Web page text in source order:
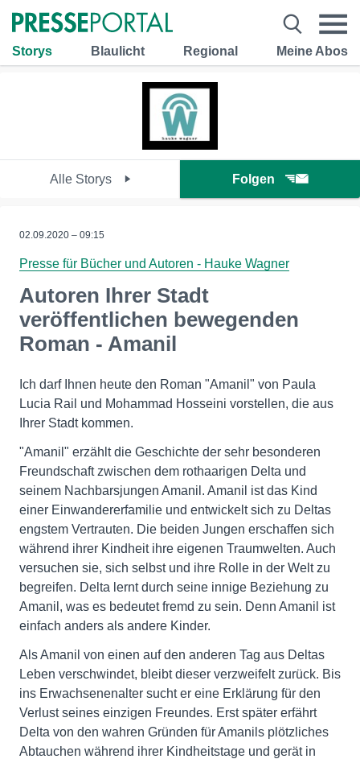
Storys Blaulicht Regional Meine Abos
Alle Storys Folgen
02.09.2020 – 09:15
Presse für Bücher und Autoren - Hauke Wagner
Autoren Ihrer Stadt
veröffentlichen bewegenden
Roman - Amanil
Ich darf Ihnen heute den Roman "Amanil" von Paula
Lucia Rail und Mohammad Hosseini vorstellen, die aus
Ihrer Stadt kommen.
"Amanil" erzählt die Geschichte der sehr besonderen
Freundschaft zwischen dem rothaarigen Delta und
seinem Nachbarsjungen Amanil. Amanil ist das Kind
einer Einwandererfamilie und entwickelt sich zu Deltas
engstem Vertrauten. Die beiden Jungen erschaffen sich
während ihrer Kindheit ihre eigenen Traumwelten. Auch
versuchen sie, sich selbst und ihre Rolle in der Welt zu
begreifen. Delta lernt durch seine innige Beziehung zu
Amanil, was es bedeutet fremd zu sein. Denn Amanil ist
einfach anders als andere Kinder.
Als Amanil von einen auf den anderen Tag aus Deltas
Leben verschwindet, bleibt dieser verzweifelt zurück. Bis
ins Erwachsenenalter sucht er eine Erklärung für den
Verlust seines einzigen Freundes. Erst später erfährt
Delta von den wahren Gründen für Amanils plötzliches
Abtauchen während ihrer Kindheitstage und gerät in